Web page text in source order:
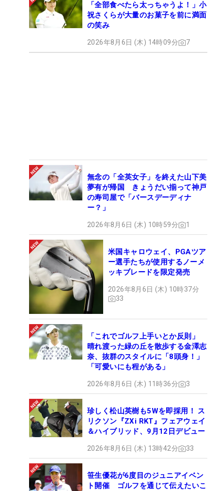
「全部食べたら太っちゃうよ！」小
祝さくらが大量のお菓子を前に満面
の笑み
2026年8月6日 (木) 14時09分 7
無念の「全英女子」を終えた山下美
夢有が帰国 きょうだい揃って神戸
の寿司屋で「バースデーディナ
ー？」
2026年8月6日 (木) 10時59分 1
米国キャロウェイ、PGAツア
ー選手たちが使用するノーメ
ッキブレードを限定発売
2026年8月6日 (木) 10時37分
33
「これでゴルフ上手いとか反則」
晴れ渡った緑の丘を散歩する金澤志
奈、抜群のスタイルに「8頭身！」
「可愛いにも程がある」
2026年8月6日 (木) 11時36分 3
珍しく松山英樹も5Wを即採用！ ス
リクソン『ZXi RKT』フェアウェイ
＆ハイブリッド、9月12日デビュー
2026年8月6日 (木) 13時42分 33
笹生優花が6度目のジュニアイベン
ト開催 ゴルフを通じて伝えたいこ